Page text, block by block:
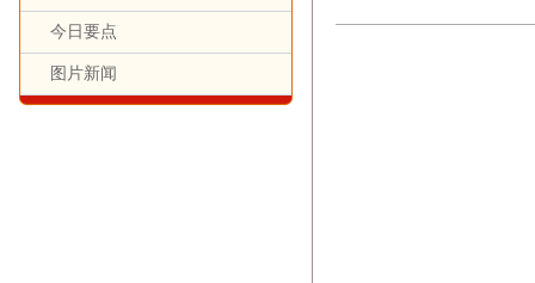
今日要点
图片新闻